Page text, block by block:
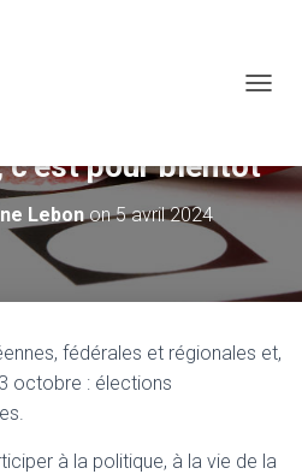
pour bientôt
Lebonon5 avril 2024
fédérales et régionales et,
octobre : élections
à la politique, à la vie de la